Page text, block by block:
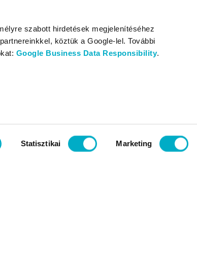
szabott hirdetések megjelenítéséhez
köztük a Google-lel. További
Google Business Data Responsibility.
Statisztikai Marketing